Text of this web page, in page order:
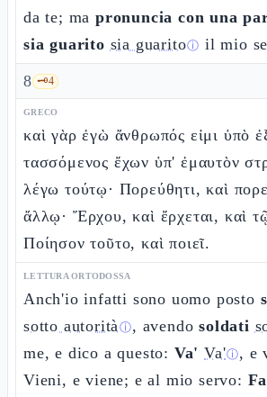
da te; mapronuncia con una
sia guarito sia guaritoⓘ il mio
8 🗝️4
GRECO
καὶ γὰρ ἐγὼ ἄνθρωπός εἰμι ὑπὸ
τασσόμενος ἔχων ὑπ' ἐμαυτὸν
λέγω τούτῳ· Πορεύθητι, καὶ
ἄλλῳ· Ἔρχου, καὶ ἔρχεται, καὶ
Ποίησον τοῦτο, καὶ ποιεῖ.
LETTURA ORTODOSSA
Anch'io infatti sono uomo posto
sotto autoritàⓘ, avendosoldati
me, e dico a questo: Va' Va'ⓘ, e
Vieni, e viene; e al mio servo: